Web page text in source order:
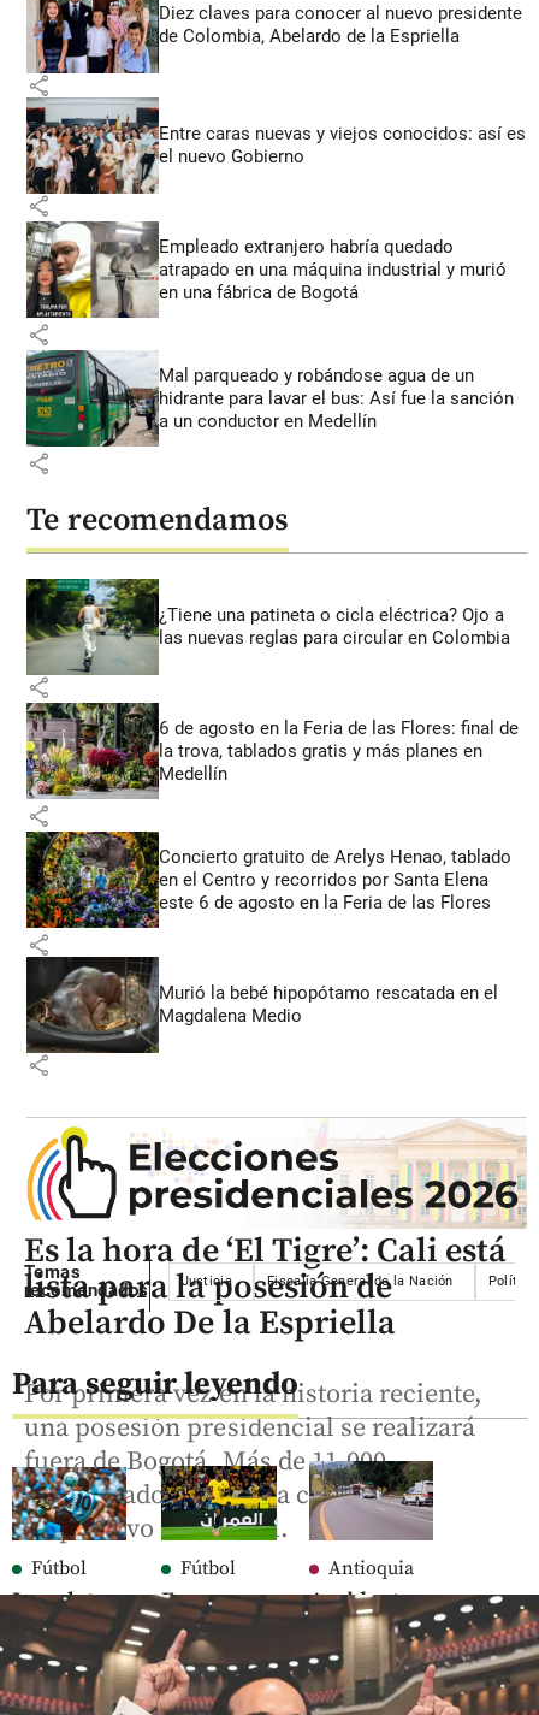
Diez claves para conocer al nuevo presidente
de Colombia, Abelardo de la Espriella
share
Entre caras nuevas y viejos conocidos: así es
el nuevo Gobierno
share
Empleado extranjero habría quedado
atrapado en una máquina industrial y murió
en una fábrica de Bogotá
share
Mal parqueado y robándose agua de un
hidrante para lavar el bus: Así fue la sanción
a un conductor en Medellín
share
Te recomendamos
¿Tiene una patineta o cicla eléctrica? Ojo a
las nuevas reglas para circular en Colombia
share
6 de agosto en la Feria de las Flores: final de
la trova, tablados gratis y más planes en
Medellín
share
Concierto gratuito de Arelys Henao, tablado
en el Centro y recorridos por Santa Elena
este 6 de agosto en la Feria de las Flores
share
Murió la bebé hipopótamo rescatada en el
Magdalena Medio
share
Temas
recomendados
Justicia Fiscalía General de la Nación Política
Para seguir leyendo
Fútbol
La pelota
de la
‘Mano de
Dios’ sale a
subasta:
Fútbol
Enner
Valencia es
nuevo
compañero
de Villa y
Antioquia
Accidente
en la
autopista
Medellín-
Bogotá dejó
Es la hora de ‘El Tigre’: Cali está
lista para la posesión de
Abelardo De la Espriella
Por primera vez en la historia reciente,
una posesión presidencial se realizará
fuera de Bogotá. Más de 11.000
uniformados estarán a cargo del
dispositivo de control.